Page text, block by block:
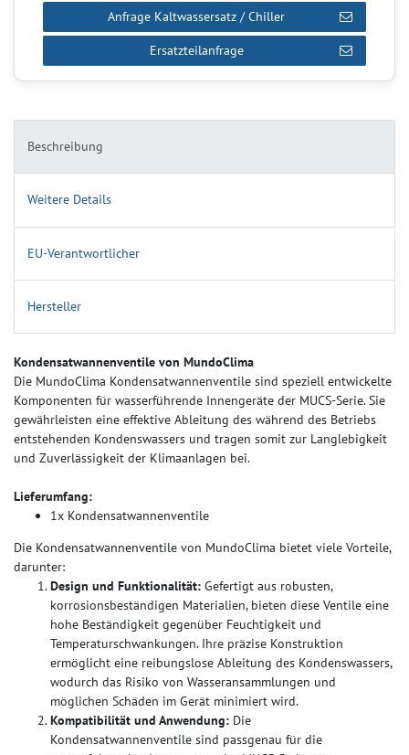
Beschreibung
Weitere Details
EU-Verantwortlicher
Hersteller
Kondensatwannenventile von MundoClima
Die MundoClima Kondensatwannenventile sind speziell entwickelte
Komponenten für wasserführende Innengeräte der MUCS-Serie. Sie
gewährleisten eine effektive Ableitung des während des Betriebs
entstehenden Kondenswassers und tragen somit zur Langlebigkeit
und Zuverlässigkeit der Klimaanlagen bei.
Lieferumfang:
1x Kondensatwannenventile
Die Kondensatwannenventile von MundoClima bietet viele Vorteile,
darunter:
Design und Funktionalität: Gefertigt aus robusten,
korrosionsbeständigen Materialien, bieten diese Ventile eine
hohe Beständigkeit gegenüber Feuchtigkeit und
Temperaturschwankungen. Ihre präzise Konstruktion
ermöglicht eine reibungslose Ableitung des Kondenswassers,
wodurch das Risiko von Wasseransammlungen und
möglichen Schäden im Gerät minimiert wird.
Kompatibilität und Anwendung: Die
Kondensatwannenventile sind passgenau für die
Anfrage Kaltwassersatz / Chiller
Ersatzteilanfrage